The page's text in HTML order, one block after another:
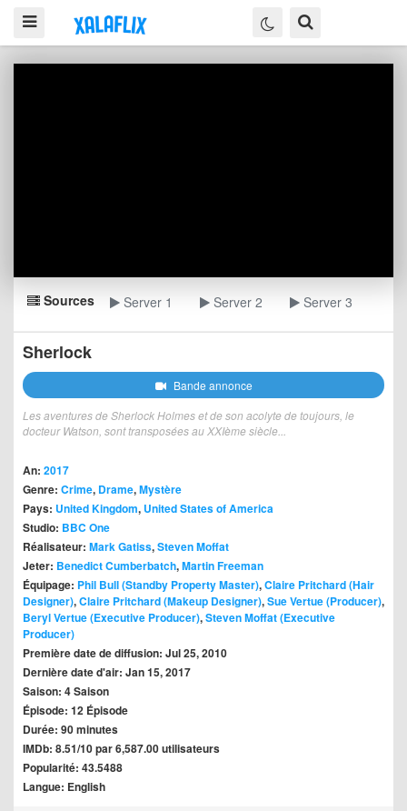
Sources Server 1 Server 2 Server 3
Sherlock
Bande annonce
Les aventures de Sherlock Holmes et de son acolyte de toujours, le
docteur Watson, sont transposées au XXIème siècle...
An: 2017
Genre: Crime, Drame,Mystère
Pays: United Kingdom, United States of America
Studio: BBC One
Réalisateur: Mark Gatiss,Steven Moffat
Jeter: Benedict Cumberbatch,Martin Freeman
Équipage: Phil Bull (Standby Property Master),Claire Pritchard (Hair
Designer),Claire Pritchard (Makeup Designer),Sue Vertue (Producer),
Beryl Vertue (Executive Producer),Steven Moffat (Executive
Producer)
Première date de diffusion: Jul 25, 2010
Dernière date d'air: Jan 15, 2017
Saison: 4 Saison
Épisode: 12 Épisode
Durée: 90 minutes
IMDb: 8.51/10 par 6,587.00 utilisateurs
Popularité: 43.5488
Langue: English